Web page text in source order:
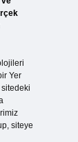
Yer
siteye